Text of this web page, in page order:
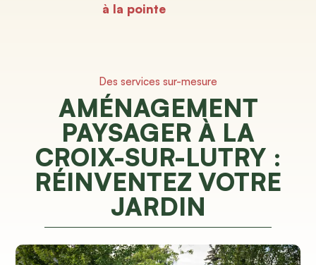
à la pointe
Des services sur-mesure
AMÉNAGEMENT
PAYSAGER À LA
CROIX-SUR-LUTRY :
RÉINVENTEZ VOTRE
JARDIN